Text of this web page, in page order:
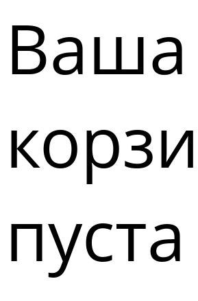
Ваша
пуста